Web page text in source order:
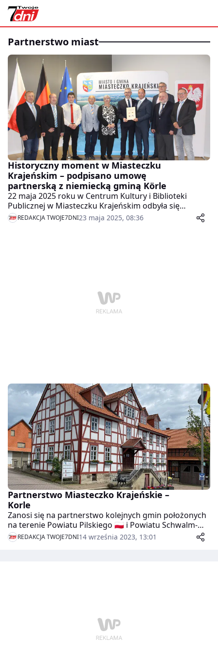
partnerstwo miast
Historyczny moment w Miasteczku
Krajeńskim – podpisano umowę
partnerską z niemiecką gminą Körle
22 maja 2025 roku w Centrum Kultury i Biblioteki
Publicznej w Miasteczku Krajeńskim odbyła się
uroczysta Sesja Rady Miasta i Gminy Miasteczko
Krajeńskie, która zapisze się w historii tej miejscowości
REDAKCJA TWOJE7DNI23 maja 2025, 08:36
Partnerstwo Miasteczko Krajeńskie –
Korle
Zanosi się na partnerstwo kolejnych gmin położonych
na terenie Powiatu Pilskiego 🇵🇱 i Powiatu Schwalm-
Eder 🇩🇪 .
REDAKCJA TWOJE7DNI14 września 2023, 13:01